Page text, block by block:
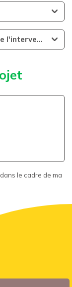
Lieu de l'action (lieu d'intervention de l'intervenant)
le cadre de ma